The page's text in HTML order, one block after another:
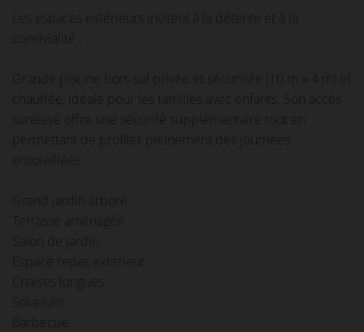
Les espaces extérieurs invitent à la détente et à la
convivialité :
Grande piscine hors-sol privée et sécurisée (10 m x 4 m) et
chauffée, idéale pour les familles avec enfants. Son accès
surélevé offre une sécurité supplémentaire tout en
permettant de profiter pleinement des journées
ensoleillées.
Grand jardin arboré
Terrasse aménagée
Salon de jardin
Espace repas extérieur
Chaises longues
Solarium
Barbecue